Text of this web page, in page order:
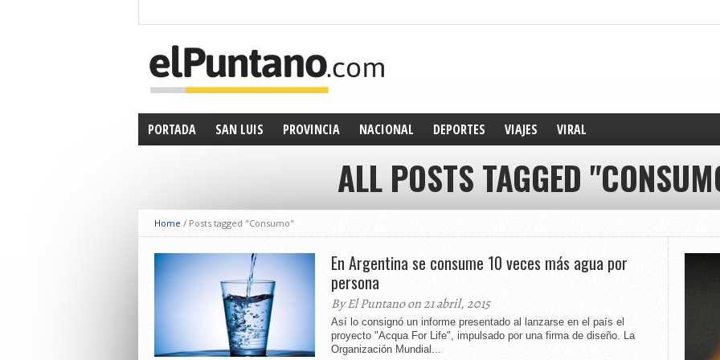
PORTADA SAN LUIS PROVINCIA NACIONAL DEPORTES VIAJES VIRAL
ALL POSTS TAGGED
Home / Posts tagged "Consumo"
En Argentina se consume 10 veces más agua por
persona
By El Puntano on 21 abril, 2015
Así lo consignó un informe presentado al lanzarse en el país el
proyecto "Acqua For Life", impulsado por una firma de diseño. La
Organización Mundial...